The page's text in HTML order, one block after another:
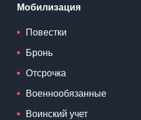
Мобилизация
Повестки
Бронь
Отсрочка
Военнообязанные
Воинский учет